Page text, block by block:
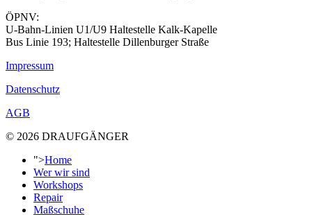
ÖPNV:
U-Bahn-Linien U1/U9 Haltestelle Kalk-Kapelle
Bus Linie 193; Haltestelle Dillenburger Straße
Impressum
Datenschutz
AGB
© 2026 DRAUFGÄNGER
">Home
Wer wir sind
Workshops
Repair
Maßschuhe